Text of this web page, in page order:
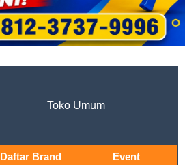
Toko Umum
Daftar Brand Event